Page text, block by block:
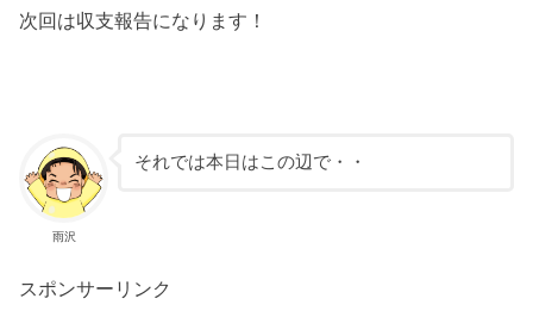
次回は収支報告になります！
雨沢
それでは本日はこの辺で・・
スポンサーリンク